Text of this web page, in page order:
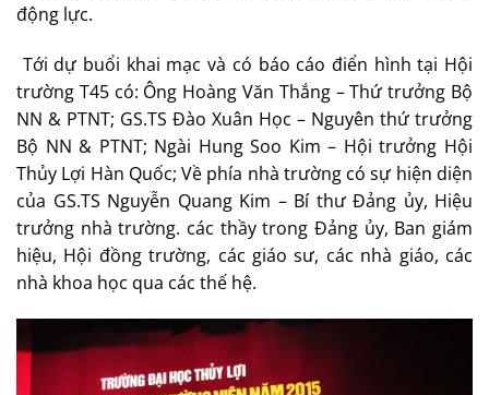
động lực.
Tới dự buổi khai mạc và có báo cáo điển hình tại Hội
trường T45 có: Ông Hoàng Văn Thắng – Thứ trưởng Bộ
NN & PTNT; GS.TS Đào Xuân Học – Nguyên thứ trưởng
Bộ NN & PTNT; Ngài Hung Soo Kim – Hội trưởng Hội
Thủy Lợi Hàn Quốc; Về phía nhà trường có sự hiện diện
của GS.TS Nguyễn Quang Kim – Bí thư Đảng ủy, Hiệu
trưởng nhà trường. các thầy trong Đảng ủy, Ban giám
hiệu, Hội đồng trường, các giáo sư, các nhà giáo, các
nhà khoa học qua các thế hệ.